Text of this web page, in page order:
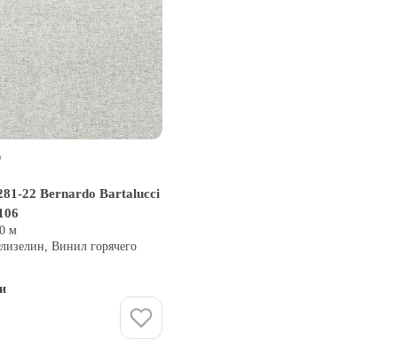
22 Bernardo Bartalucci
м
Винил горячего